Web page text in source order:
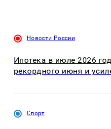
Новости России
Ипотека в июле 2026
рекордного июня и
Спорт